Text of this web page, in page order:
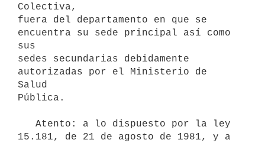
Colectiva,
fuera del departamento en que se
encuentra su sede principal así como
sus
sedes secundarias debidamente
autorizadas por el Ministerio de
Salud
Pública.
15.181, de 21 de agosto de 1981, y a